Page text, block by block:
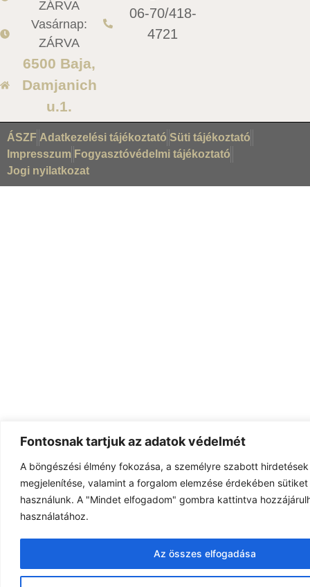
Fontosnak tartjuk az adatok védelmét
A böngészési élmény fokozása, a személyre szabott
megjelenítése, valamint a forgalom elemzése érdekében
használunk. A "Mindet elfogadom" gombra kattintva
használatához.
Az összes elfogadása
ZÁRVA
Vasárnap:
ZÁRVA
6500 Baja,
Damjanich
u.1.
06-70/418-
4721
ÁSZF Adatkezelési tájékoztató Süti tájékoztató
Impresszum Fogyasztóvédelmi tájékoztató
Jogi nyilatkozat